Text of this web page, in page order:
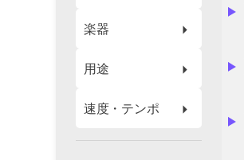
楽器
用途
速度・テンポ